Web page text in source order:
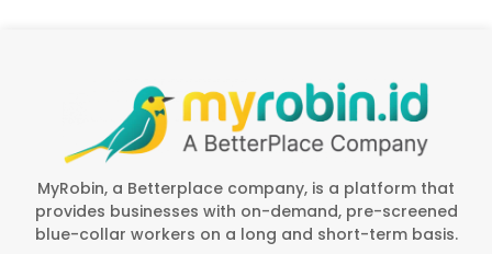
MyRobin, a Betterplace company, is a platform that
provides businesses with on-demand, pre-screened
blue-collar workers on a long and short-term basis.